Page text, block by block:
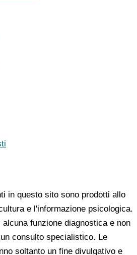
in questo sito sono prodotti allo
e l'informazione psicologica.
alcuna funzione diagnostica e non
consulto specialistico. Le
soltanto un fine divulgativo e